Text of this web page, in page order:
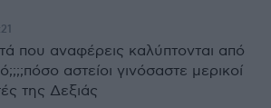
που αναφέρεις καλύπτονται από
αστείοι γινόσαστε μερικοί
της Δεξιάς